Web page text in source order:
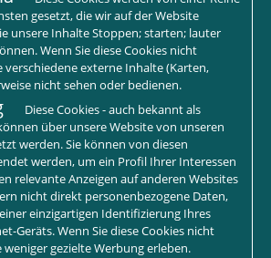
gesetzt, die wir auf der Website
unsere Inhalte Stoppen; starten; lauter
Wenn Sie diese Cookies nicht
verschiedene externe Inhalte (Karten,
nicht sehen oder bedienen.
Diese Cookies - auch bekannt als
über unsere Website von unseren
werden. Sie können von diesen
werden, um ein Profil Ihrer Interessen
relevante Anzeigen auf anderen Websites
nicht direkt personenbezogene Daten,
einzigartigen Identifizierung Ihres
Geräts. Wenn Sie diese Cookies nicht
weniger gezielte Werbung erleben.